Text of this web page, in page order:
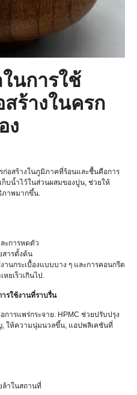
นการใช้
สร้างในครก
ง
อสร้างในภูมิภาคที่ร้อนและชื้นคือการ
ก็บน้ำไว้ในส่วนผสมของปูน, ช่วยให้
ภาพมากขึ้น.
ะการหดตัว
สารตั้งต้น
นกระเบื้องแบบบาง ๆ และการคอนกรีต
ยเร็วเกินไป.
รใช้งานที่ราบรื่น
ารแพร่กระจาย. HPMC ช่วยปรับปรุง
ให้ความนุ่มนวลขึ้น, แอปพลิเคชันที่
ล้าในสถานที่